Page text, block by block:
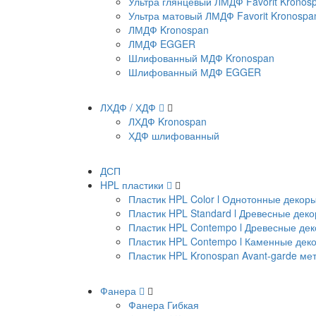
Ультра матовый ЛМДФ Favorit
ЛМДФ Kronospan
ЛМДФ EGGER
Шлифованный МДФ Kronospan
Шлифованный МДФ EGGER
ЛХДФ / ХДФ
ЛХДФ Kronospan
ХДФ шлифованный
ДСП
HPL пластики
Пластик HPL Color l Однотонные декоры
Пластик HPL Standard l Древесные
Пластик HPL Contempo l Древесные
Пластик HPL Contempo l Каменные
Пластик HPL Kronospan Avant-garde
Фанера
Фанера Гибкая